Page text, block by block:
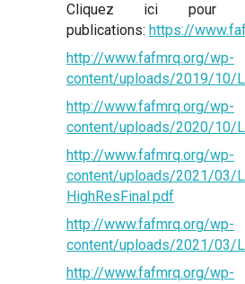
Cliquez ici pour
publications: https://
http://www.fafmrq.org/wp-
content/uploads/2019/10/
http://www.fafmrq.org/wp-
content/uploads/2020/10/
http://www.fafmrq.org/wp-
content/uploads/2021/03/
HighResFinal.pdf
http://www.fafmrq.org/wp-
content/uploads/2021/03/
http://www.fafmrq.org/wp-